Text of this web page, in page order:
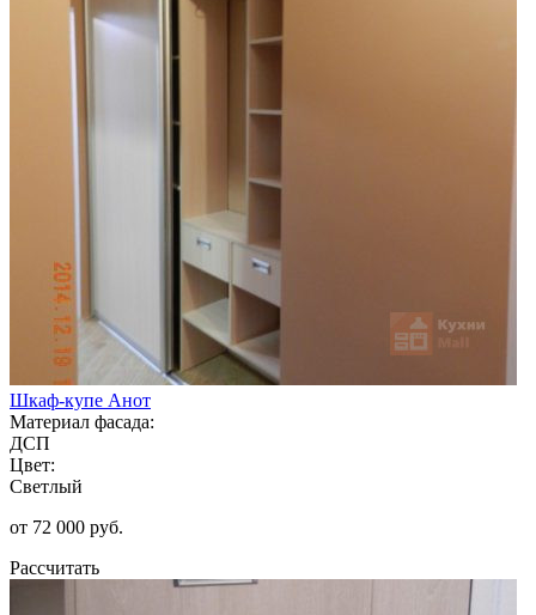
Шкаф-купе Анот
Материал фасада:
ДСП
Цвет:
Светлый
от 72 000 руб.
Рассчитать